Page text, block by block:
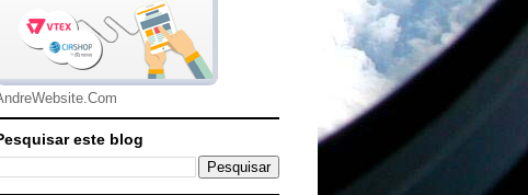
este blog